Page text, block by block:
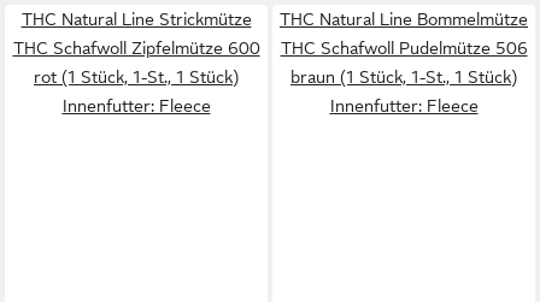
THC Natural Line Strickmütze
THC Schafwoll Zipfelmütze 600
rot (1 Stück, 1-St., 1 Stück)
Innenfutter: Fleece
THC Natural Line Bommelmütze
THC Schafwoll Pudelmütze 506
braun (1 Stück, 1-St., 1 Stück)
Innenfutter: Fleece